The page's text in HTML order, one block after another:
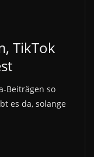
TikTok
Beiträgen so
es da, solange